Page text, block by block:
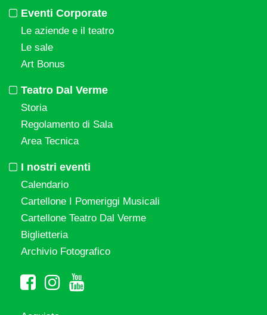
Eventi Corporate
Le aziende e il teatro
Le sale
Art Bonus
Teatro Dal Verme
Storia
Regolamento di Sala
Area Tecnica
I nostri eventi
Calendario
Cartellone I Pomeriggi Musicali
Cartellone Teatro Dal Verme
Biglietteria
Archivio Fotografico